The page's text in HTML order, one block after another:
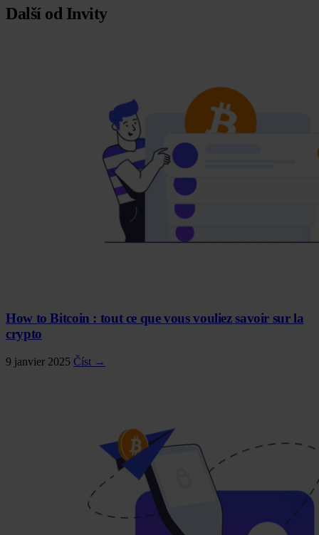
Další od Invity
How to Bitcoin : tout ce que vous vouliez savoir sur la
crypto
9 janvier 2025 Číst →